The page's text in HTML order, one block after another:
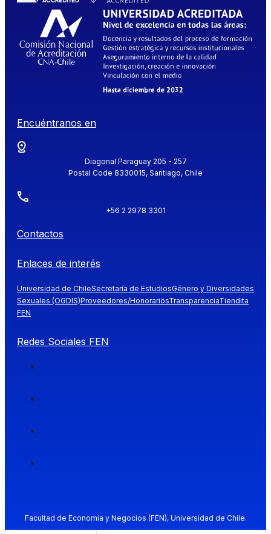
Encuéntranos en
Diagonal Paraguay 205 - 257
Postal Code 8330015, Santiago, Chile
+56 2 2978 3301
Contactos
Enlaces de interés
Universidad de ChileSecretaría de EstudiosGénero y Diversidades
Sexuales (OGDIS)Proveedores/HonorariosTransparenciaTiendita
FEN
Redes Sociales FEN
Facultad de Economía y Negocios (FEN), Universidad de Chile.